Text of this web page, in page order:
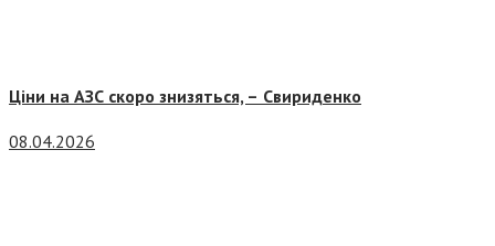
Ціни на АЗС скоро знизяться, – Свириденко
08.04.2026